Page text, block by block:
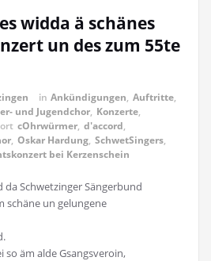
widda ä schänes
un des zum 55te
in Ankündigungen, Auftritte,
und Jugendchor, Konzerte,
cOhrwürmer, d'accord,
, Oskar Hardung, SchwetSingers,
bei Kerzenschein
da Schwetzinger Sängerbund
schäne un gelungene
so äm alde Gsangsveroin,